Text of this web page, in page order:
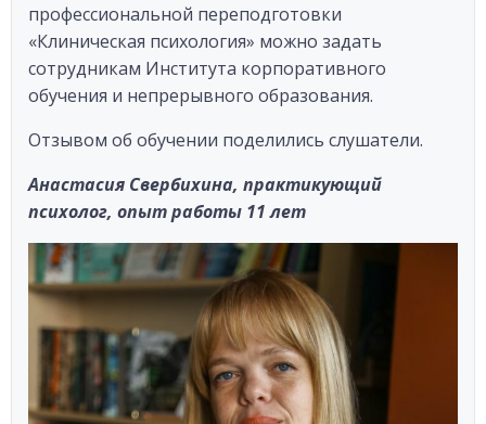
профессиональной переподготовки
«Клиническая психология» можно задать
сотрудникам Института корпоративного
обучения и непрерывного образования.
Отзывом об обучении поделились слушатели.
Анастасия Свербихина, практикующий
психолог, опыт работы 11 лет